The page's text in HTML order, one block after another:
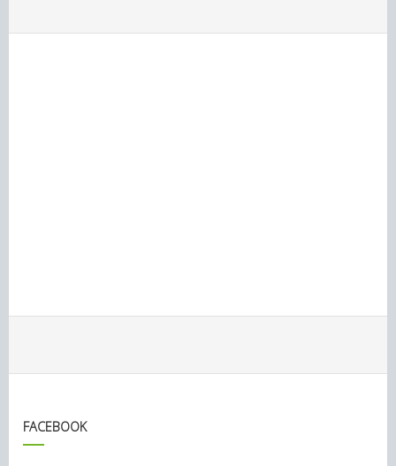
FACEBOOK